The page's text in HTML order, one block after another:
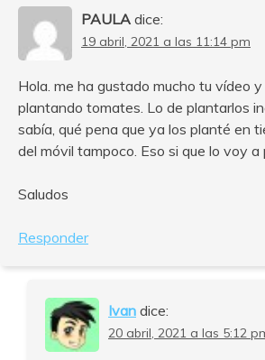
PAULA dice:
19 abril, 2021 a las 11:14 pm
Hola. me ha gustado mucho tu vídeo
plantando tomates. Lo de plantarlos
sabía, qué pena que ya los planté en
del móvil tampoco. Eso si que lo voy a
Saludos
Responder
Ivan dice:
20 abril, 2021 a las 5:12